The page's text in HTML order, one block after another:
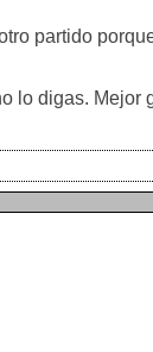
partido
lo digas. Mejor